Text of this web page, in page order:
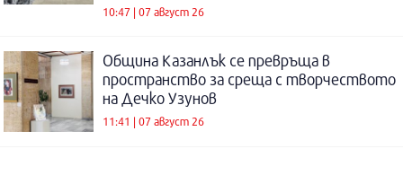
10:47 | 07 август 26
Община Казанлък се превръща в
пространство за среща с творчеството
на Дечко Узунов
11:41 | 07 август 26